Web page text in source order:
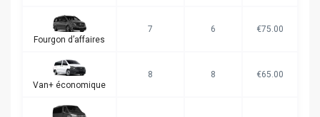
Fourgon d’affaires
7 6 €75.00
Van+ économique
8 8 €65.00